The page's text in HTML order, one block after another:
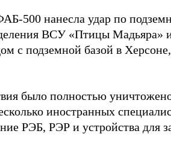
500 нанесла удар по
ВСУ «Птицы Мадьяра»
с подземной базой в
было полностью
иностранных
РЭБ, РЭР и устройства для